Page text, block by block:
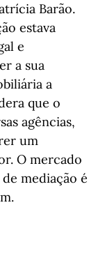
Barão.
estava
e
a sua
a
que o
agências,
um
O mercado
mediação é